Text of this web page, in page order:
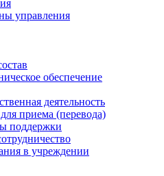
управления
обеспечение
деятельность
приема (перевода)
поддержки
в учреждении